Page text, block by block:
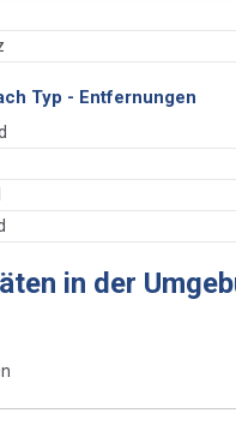
Typ - Entfernungen
in der